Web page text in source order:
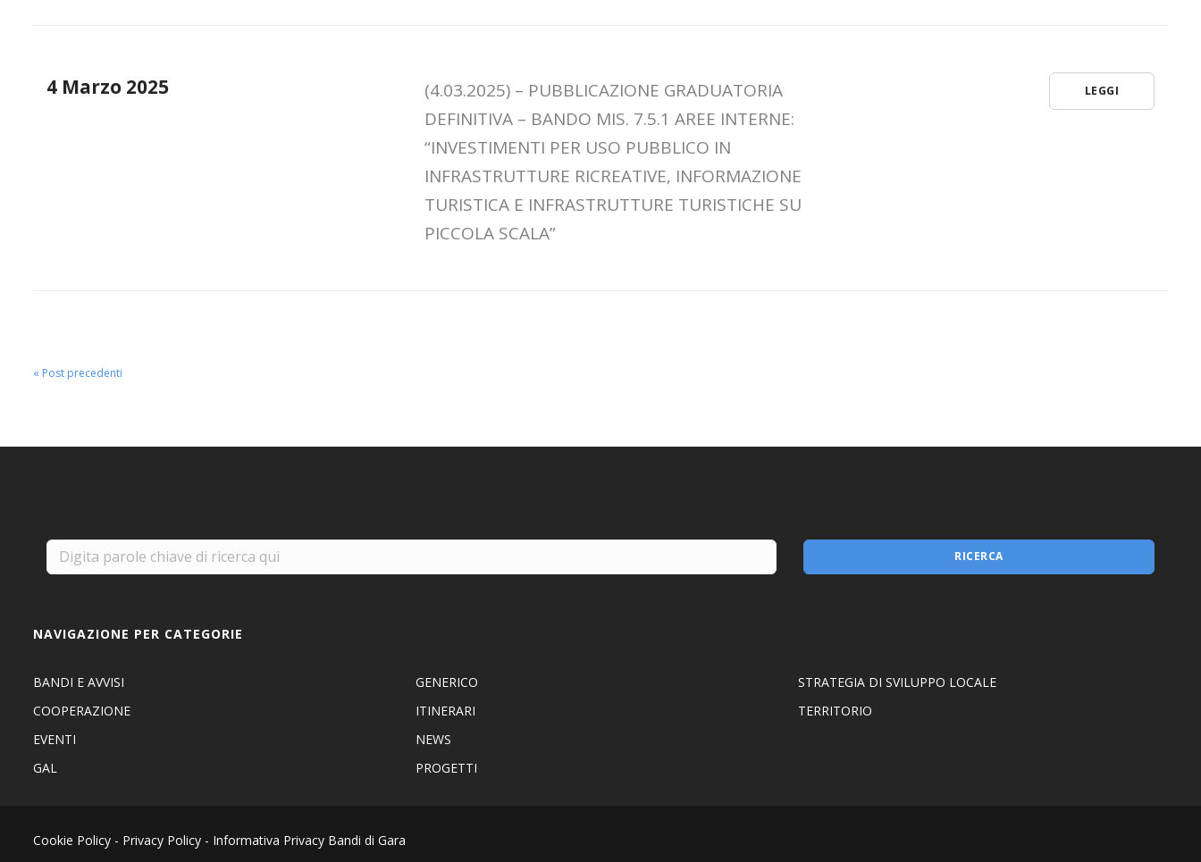
4 Marzo 2025
(4.03.2025) – PUBBLICAZIONE GRADUATORIA
DEFINITIVA – BANDO MIS. 7.5.1 AREE INTERNE:
“INVESTIMENTI PER USO PUBBLICO IN
INFRASTRUTTURE RICREATIVE, INFORMAZIONE
TURISTICA E INFRASTRUTTURE TURISTICHE SU
PICCOLA SCALA”
LEGGI
« Post precedenti
RICERCA
NAVIGAZIONE PER CATEGORIE
BANDI E AVVISI
COOPERAZIONE
EVENTI
GAL
GENERICO
ITINERARI
NEWS
PROGETTI
STRATEGIA DI SVILUPPO LOCALE
TERRITORIO
Cookie Policy - Privacy Policy - Informativa Privacy Bandi di Gara